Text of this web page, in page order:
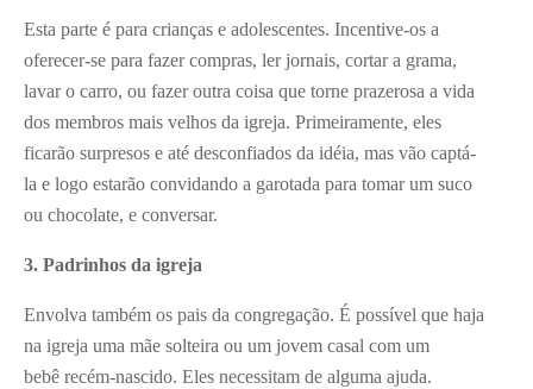
Esta parte é para crianças e adolescentes. Incentive-os a
oferecer-se para fazer compras, ler jornais, cortar a grama,
lavar o carro, ou fazer outra coisa que torne prazerosa a vida
dos membros mais velhos da igreja. Primeiramente, eles
ficarão surpresos e até desconfiados da idéia, mas vão captá-
la e logo estarão convidando a garotada para tomar um suco
ou chocolate, e conversar.
3. Padrinhos da igreja
Envolva também os pais da congregação. É possível que haja
na igreja uma mãe solteira ou um jovem casal com um
bebê recém-nascido. Eles necessitam de alguma ajuda.